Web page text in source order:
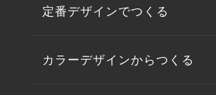
定番デザインでつくる
カラーデザインからつくる